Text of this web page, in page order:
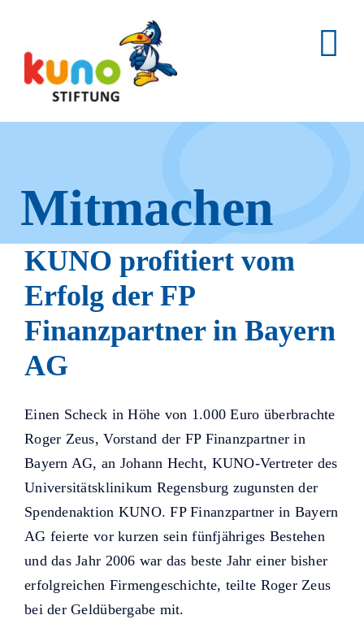
content
Mitmachen
und helfen.
Hier erfahren Sie, wie fleißige
Helfer KUNO bisher unterstützt
KUNO profitiert vom
Erfolg der FP
Finanzpartner in Bayern
AG
Einen Scheck in Höhe von 1.000 Euro überbrachte
Roger Zeus, Vorstand der FP Finanzpartner in
Bayern AG, an Johann Hecht, KUNO-Vertreter des
Universitätsklinikum Regensburg zugunsten der
Spendenaktion KUNO. FP Finanzpartner in Bayern
AG feierte vor kurzen sein fünfjähriges Bestehen
und das Jahr 2006 war das beste Jahr einer bisher
erfolgreichen Firmengeschichte, teilte Roger Zeus
bei der Geldübergabe mit.